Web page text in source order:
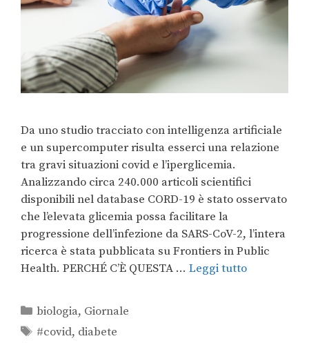
Da uno studio tracciato con intelligenza artificiale
e un supercomputer risulta esserci una relazione
tra gravi situazioni covid e l’iperglicemia.
Analizzando circa 240.000 articoli scientifici
disponibili nel database CORD-19 è stato osservato
che l’elevata glicemia possa facilitare la
progressione dell’infezione da SARS-CoV-2, l’intera
ricerca è stata pubblicata su Frontiers in Public
Health. PERCHÉ C’È QUESTA … Leggi tutto
biologia, Giornale
#covid, diabete